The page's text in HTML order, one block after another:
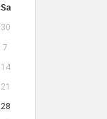
Sa
30
7
14
21
28